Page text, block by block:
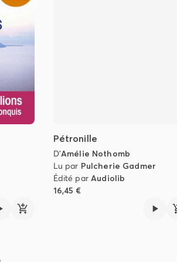
Pétronille
D'Amélie Nothomb
Lu par Pulcherie Gadmer
Édité par Audiolib
16,45 €